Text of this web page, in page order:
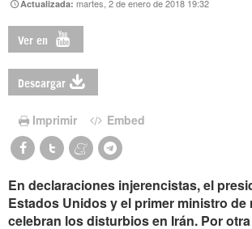
Actualizada:martes, 2 de enero de 2018 19:32
Ver en
Descargar
Imprimir Embed
En declaraciones injerencistas, el
Estados Unidos y el primer ministro de
celebran los disturbios en Irán. Por